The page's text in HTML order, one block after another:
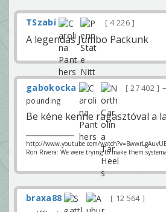
TSzabi 4 226
A legendás Jumbo Packunk
gabokocka 27 402
pounding
Be kéne kenne ragasztóval a
http://www.youtube.com/
Ron Rivera: We were trying to make them
braxa88 12 564